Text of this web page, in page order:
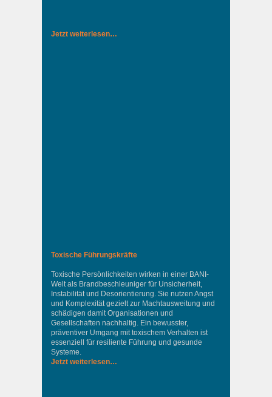
Jetzt weiterlesen…
Toxische Führungskräfte
Toxische Persönlichkeiten wirken in einer BANI-
Welt als Brandbeschleuniger für Unsicherheit,
Instabilität und Desorientierung. Sie nutzen Angst
und Komplexität gezielt zur Machtausweitung und
schädigen damit Organisationen und
Gesellschaften nachhaltig. Ein bewusster,
präventiver Umgang mit toxischem Verhalten ist
essenziell für resiliente Führung und gesunde
Systeme.
Jetzt weiterlesen…